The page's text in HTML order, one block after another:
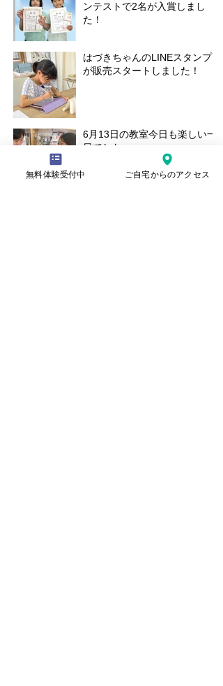
ンテストで2名が入賞しまし
た！
はづきちゃんのLINEスタンプ
が販売スタートしました！
6月13日の教室今日も楽しい一
日でした。
無料体験受付中 ご自宅からのアクセス